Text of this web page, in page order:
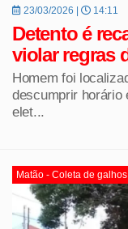
23/03/2026 | 14:11
Detento é
violar regras
Homem foi
descumprir horário
elet...
Matão - Coleta de galhos